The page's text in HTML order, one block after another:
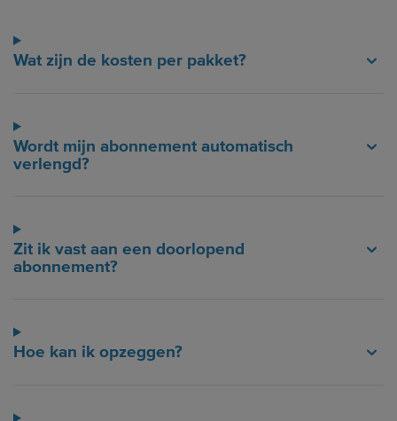
Wat zijn de kosten per pakket?
Wordt mijn abonnement automatisch
verlengd?
Zit ik vast aan een doorlopend
abonnement?
Hoe kan ik opzeggen?